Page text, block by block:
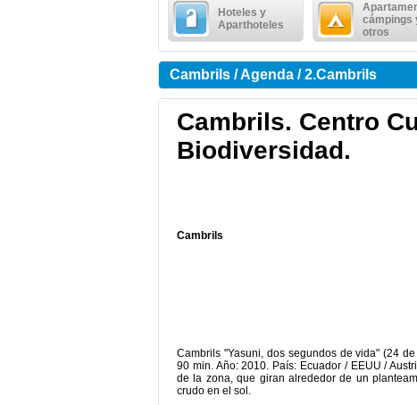
Hoteles y
Aparthoteles
cámpings
otros
Cambrils / Agenda / 2.Cambrils
Cambrils. Centro
Biodiversidad.
Cambrils
Cambrils "Yasuni, dos segundos de vida" (24
90 min. Año: 2010. País: Ecuador / EEUU /
de la zona, que giran alrededor de un
crudo en el sol.